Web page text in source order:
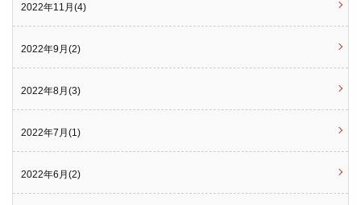
2022年11月(4)
2022年9月(2)
2022年8月(3)
2022年7月(1)
2022年6月(2)